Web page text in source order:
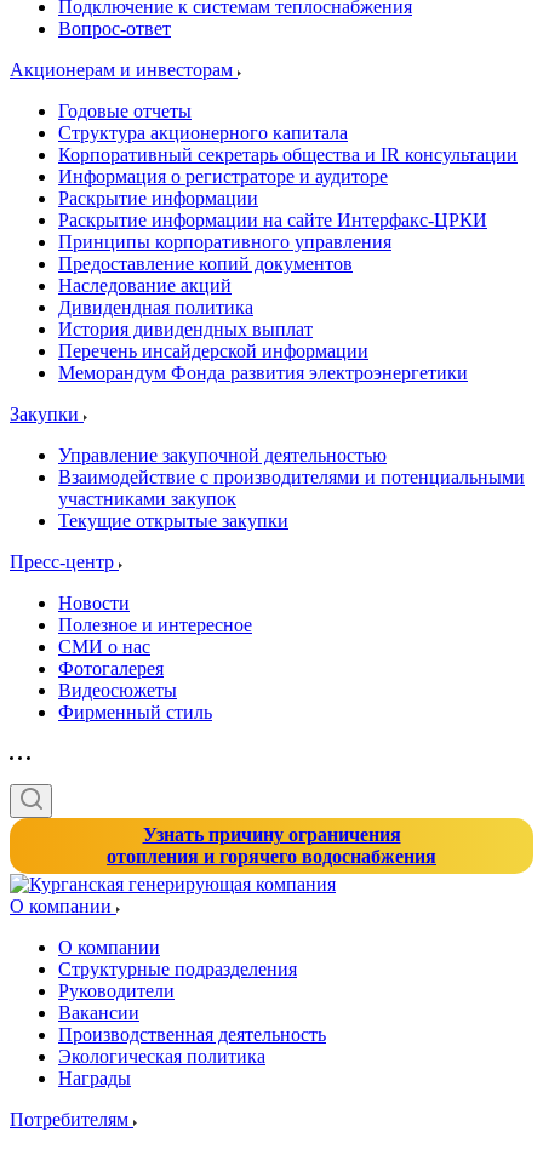
Подключение к системам теплоснабжения
Вопрос-ответ
Акционерам и инвесторам
Годовые отчеты
Структура акционерного капитала
Корпоративный секретарь общества и IR консультации
Информация о регистраторе и аудиторе
Раскрытие информации
Раскрытие информации на сайте Интерфакс-ЦРКИ
Принципы корпоративного управления
Предоставление копий документов
Наследование акций
Дивидендная политика
История дивидендных выплат
Перечень инсайдерской информации
Меморандум Фонда развития электроэнергетики
Закупки
Управление закупочной деятельностью
Взаимодействие с производителями и потенциальными
участниками закупок
Текущие открытые закупки
Пресс-центр
Новости
Полезное и интересное
СМИ о нас
Фотогалерея
Видеосюжеты
Фирменный стиль
Узнать причину ограничения
отопления и горячего водоснабжения
О компании
О компании
Структурные подразделения
Руководители
Вакансии
Производственная деятельность
Экологическая политика
Награды
Потребителям